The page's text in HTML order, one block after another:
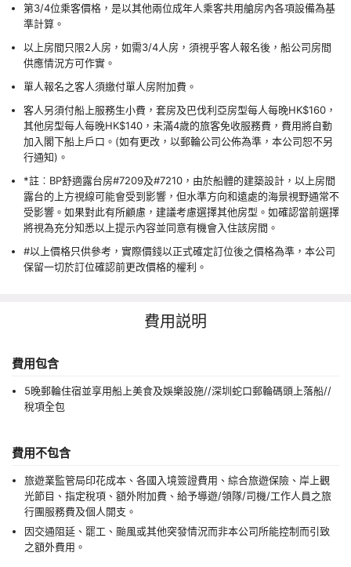
第3/4位乘客價格，是以其他兩位成年人乘客共用艙房內各項設備為基
準計算。
以上房間只限2人房，如需3/4人房，須視乎客人報名後，船公司房間
供應情況方可作實。
單人報名之客人須繳付單人房附加費。
客人另須付船上服務生小費，套房及巴伐利亞房型每人每晚HK$160，
其他房型每人每晚HK$140，未滿4歲的旅客免收服務費，費用將自動
加入閣下船上戶口。(如有更改，以郵輪公司公佈為準，本公司恕不另
行通知)。
*註︰BP舒適露台房#7209及#7210，由於船體的建築設計，以上房間
露台的上方視線可能會受到影響，但水準方向和遠處的海景視野通常不
受影響。如果對此有所顧慮，建議考慮選擇其他房型。如確認當前選擇
將視為充分知悉以上提示內容並同意有機會入住該房間。
#以上價格只供參考，實際價錢以正式確定訂位後之價格為準，本公司
保留一切於訂位確認前更改價格的權利。
費用説明
費用包含
5晚郵輪住宿並享用船上美食及娛樂設施//深圳蛇口郵輪碼頭上落船//
稅項全包
費用不包含
旅遊業監管局印花成本、各國入境簽證費用、綜合旅遊保險、岸上觀
光節目、指定稅項、額外附加費、給予導遊/領隊/司機/工作人員之旅
行團服務費及個人開支。
因交通阻延、罷工、颱風或其他突發情況而非本公司所能控制而引致
之額外費用。